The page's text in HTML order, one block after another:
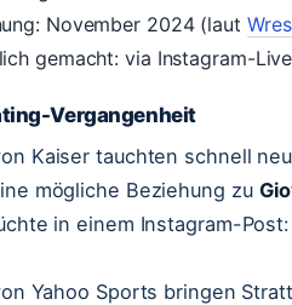
November 2024 (laut
gemacht: via Instagram-
Vergangenheit
Kaiser tauchten schnell
mögliche Beziehung zu
in einem Instagram-
Yahoo Sports bringen